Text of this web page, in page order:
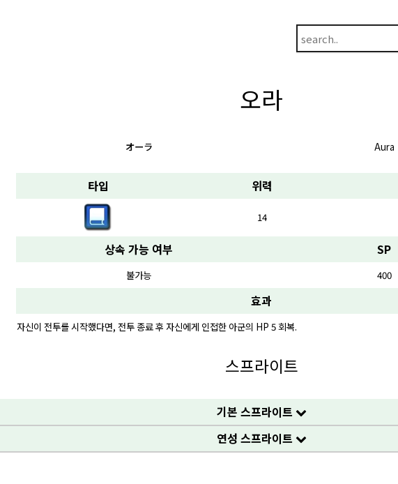
오라
オーラ Aura
타입 위력
14
상속 가능 여부 SP
불가능 400
효과
자신이 전투를 시작했다면, 전투 종료 후 자신에게 인접한 아군의 HP 5 회복.
스프라이트
기본 스프라이트
연성 스프라이트